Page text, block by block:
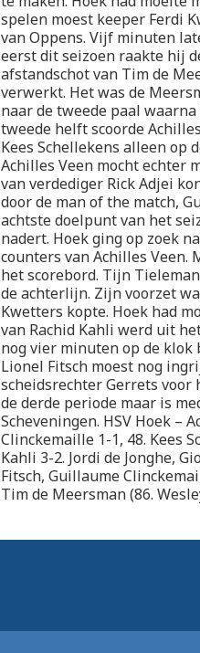
spelen moest keeper Ferdi
van Oppens. Vijf minuten
eerst dit seizoen raakte hij
afstandschot van Tim de
verwerkt. Het was de
naar de tweede paal
tweede helft scoorde
Kees Schellekens alleen op
Achilles Veen mocht echter
van verdediger Rick Adjei
door de man of the match,
achtste doelpunt van het
nadert. Hoek ging op zoek
counters van Achilles Veen.
het scorebord. Tijn
de achterlijn. Zijn voorzet
Kwetters kopte. Hoek had
van Rachid Kahli werd uit
nog vier minuten op de klok
Lionel Fitsch moest nog
scheidsrechter Gerrets voor
de derde periode maar is
Scheveningen. HSV Hoek –
Clinckemaille 1-1, 48. Kees
Kahli 3-2. Jordi de Jonghe,
Fitsch, Guillaume
Tim de Meersman (86.